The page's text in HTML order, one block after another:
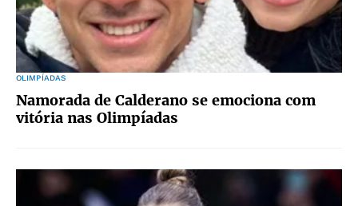
OLIMPÍADAS
Namorada de Calderano se emociona com
vitória nas Olimpíadas